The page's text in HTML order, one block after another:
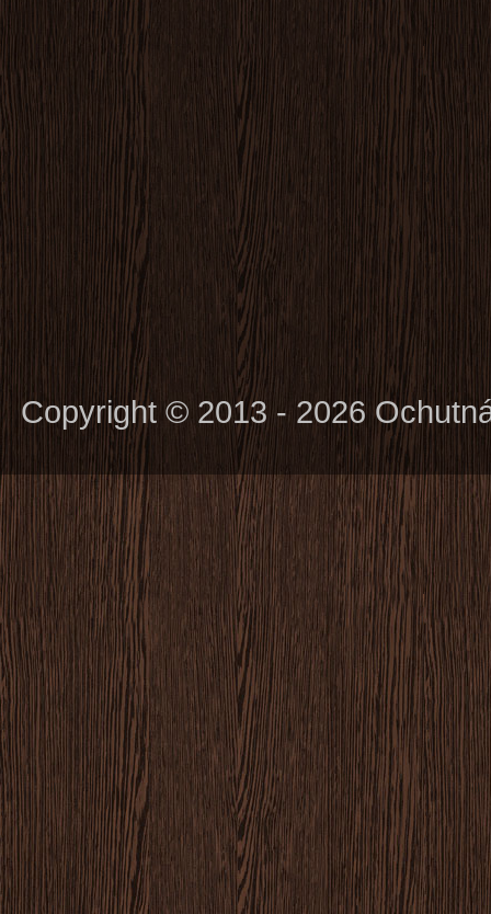
Copyright © 2013 - 2026